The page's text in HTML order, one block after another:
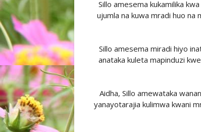
Sillo amesema kukamilika
ujumla na kuwa mradi huo na
Sillo amesema miradi hiyo
anataka kuleta mapinduzi
Aidha, Sillo amewataka
yanayotarajia kulimwa kwani